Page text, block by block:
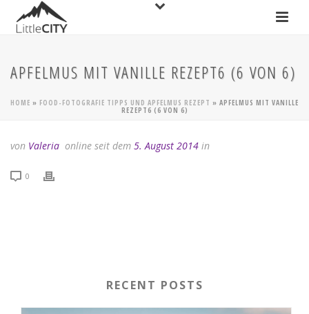
APFELMUS MIT VANILLE REZEPT6 (6 VON 6)
HOME » FOOD-FOTOGRAFIE TIPPS UND APFELMUS REZEPT » APFELMUS MIT VANILLE
REZEPT6 (6 VON 6)
von Valeria online seit dem 5. August 2014 in
0
RECENT POSTS